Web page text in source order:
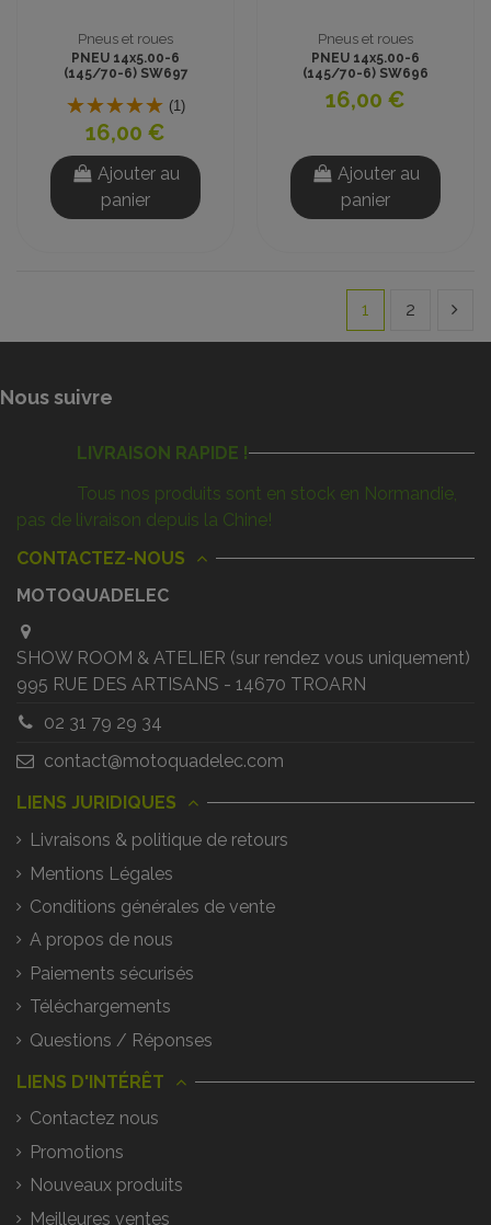
Pneus et roues
PNEU 14x5.00-6
(145/70-6) SW697
(1)
16,00 €
Ajouter au
panier
Pneus et roues
PNEU 14x5.00-6
(145/70-6) SW696
TUBELESS CROSS
16,00 €
Ajouter au
panier
1 2
Nous suivre
LIVRAISON RAPIDE !
Tous nos produits sont en stock en Normandie,
pas de livraison depuis la Chine!
CONTACTEZ-NOUS
MOTOQUADELEC
SHOW ROOM & ATELIER (sur rendez vous uniquement)
995 RUE DES ARTISANS - 14670 TROARN
02 31 79 29 34
contact@motoquadelec.com
LIENS JURIDIQUES
Livraisons & politique de retours
Mentions Légales
Conditions générales de vente
A propos de nous
Paiements sécurisés
Téléchargements
Questions / Réponses
LIENS D'INTÉRÊT
Contactez nous
Promotions
Nouveaux produits
Meilleures ventes